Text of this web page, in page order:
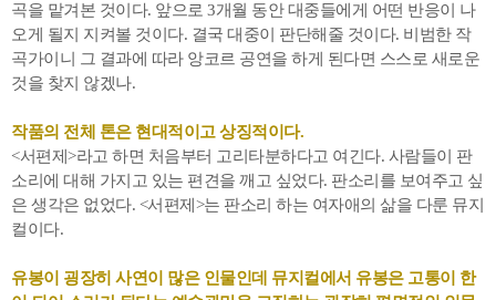
곡을 맡겨본 것이다. 앞으로 3개월 동안 대중들에게 어떤 반응이 나
오게 될지 지켜볼 것이다. 결국 대중이 판단해줄 것이다. 비범한 작
곡가이니 그 결과에 따라 앙코르 공연을 하게 된다면 스스로 새로운
것을 찾지 않겠나.
작품의 전체 톤은 현대적이고 상징적이다.
<서편제>라고 하면 처음부터 고리타분하다고 여긴다. 사람들이 판
소리에 대해 가지고 있는 편견을 깨고 싶었다. 판소리를 보여주고 싶
은 생각은 없었다. <서편제>는 판소리 하는 여자애의 삶을 다룬 뮤지
컬이다.
유봉이 굉장히 사연이 많은 인물인데 뮤지컬에서 유봉은 고통이 한